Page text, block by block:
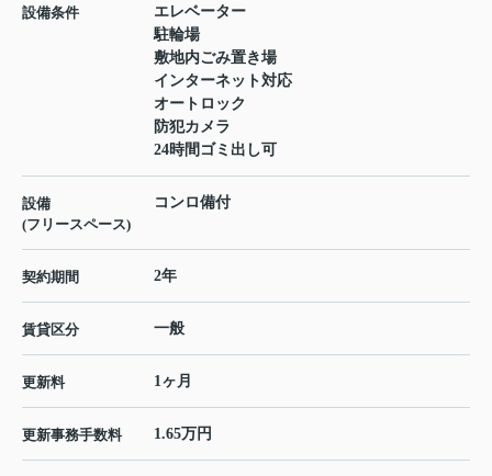
設備条件
エレベーター
駐輪場
敷地内ごみ置き場
インターネット対応
オートロック
防犯カメラ
24時間ゴミ出し可
設備
(フリースペース)
コンロ備付
契約期間 2年
賃貸区分 一般
更新料 1ヶ月
更新事務手数料 1.65万円